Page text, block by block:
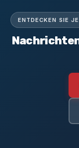
ENTDECKEN SIE